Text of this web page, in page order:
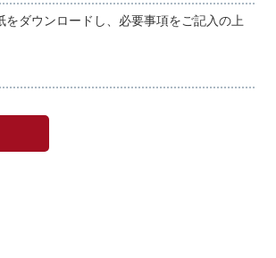
ダウンロードし、必要事項をご記⼊の上